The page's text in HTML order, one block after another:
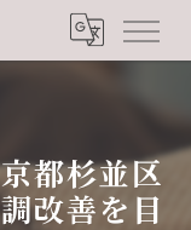
都杉並区
改善を目